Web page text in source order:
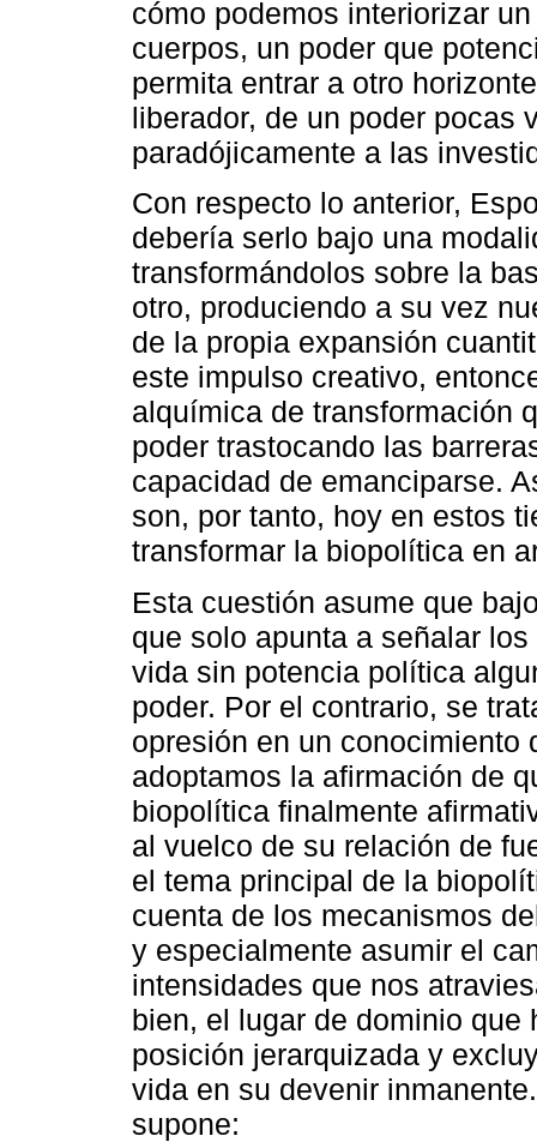
cómo podemos interiorizar
cuerpos, un poder que
permita entrar a otro
liberador, de un poder pocas
paradójicamente a las
Con respecto lo anterior,
debería serlo bajo una
transformándolos sobre la
otro, produciendo a su vez
de la propia expansión
este impulso creativo,
alquímica de transformación
poder trastocando las
capacidad de emanciparse.
son, por tanto, hoy en estos
transformar la biopolítica en
Esta cuestión asume que
que solo apunta a señalar
vida sin potencia política
poder. Por el contrario, se
opresión en un conocimiento
adoptamos la afirmación de
biopolítica finalmente
al vuelco de su relación de
el tema principal de la
cuenta de los mecanismos
y especialmente asumir el
intensidades que nos
bien, el lugar de dominio que
posición jerarquizada y
vida en su devenir
supone: